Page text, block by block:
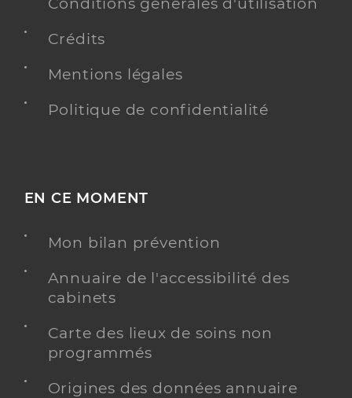
Spécialités
Type de convention
Conventionné
Masseur-Kinésithérapeute
Professionel de santé
Crédits
Mentions légales
Politique de confidentialité
EN CE MOMENT
Mon bilan prévention
Annuaire de l'accessibilité des
cabinets
Carte des lieux de soins non
programmés
Origines des données annuaire